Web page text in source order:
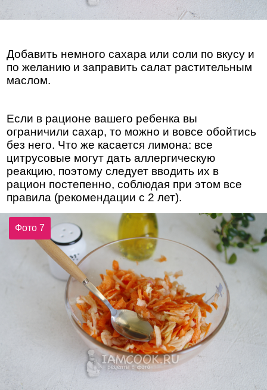
Добавить немного сахара или соли по вкусу и
по желанию и заправить салат растительным
маслом.
Если в рационе вашего ребенка вы
ограничили сахар, то можно и вовсе обойтись
без него. Что же касается лимона: все
цитрусовые могут дать аллергическую
реакцию, поэтому следует вводить их в
рацион постепенно, соблюдая при этом все
правила (рекомендации с 2 лет).
Фото 7